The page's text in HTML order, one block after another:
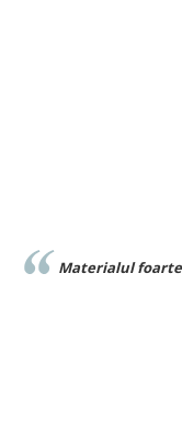
bun,sunt foarte